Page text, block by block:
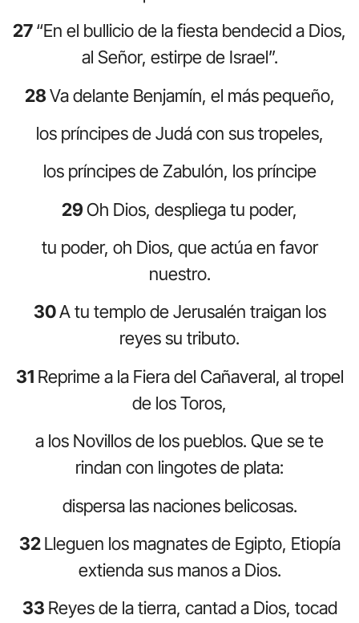
27“En el bullicio de la fiesta bendecid a Dios,
al Señor, estirpe de Israel”.
28Va delante Benjamín, el más pequeño,
los príncipes de Judá con sus tropeles,
los príncipes de Zabulón, los príncipe
29Oh Dios, despliega tu poder,
tu poder, oh Dios, que actúa en favor
nuestro.
30A tu templo de Jerusalén traigan los
reyes su tributo.
31 Reprime a la Fiera del Cañaveral, al tropel
de los Toros,
a los Novillos de los pueblos. Que se te
rindan con lingotes de plata:
dispersa las naciones belicosas.
32Lleguen los magnates de Egipto, Etiopía
extienda sus manos a Dios.
33 Reyes de la tierra, cantad a Dios, tocad